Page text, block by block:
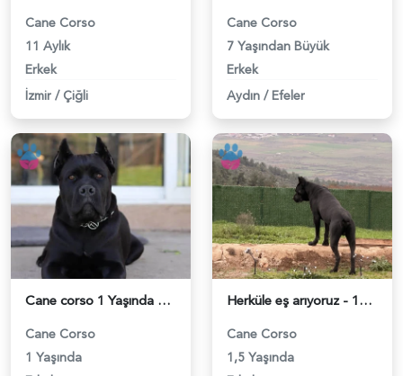
Cane Corso
11 Aylık
Erkek
İzmir / Çiğli
Cane Corso
7 Yaşından Büyük
Erkek
Aydın / Efeler
Cane corso 1 Yaşında Eş Arıyoruz - 118981445
Cane Corso
1 Yaşında
Herküle eş arıyoruz - 118980806
Cane Corso
1,5 Yaşında